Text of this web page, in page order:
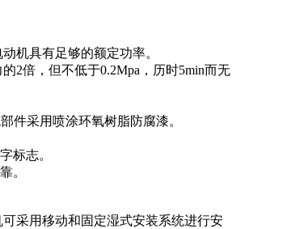
机具有足够的额定功率。
2倍，但不低于0.2Mpa，历时5min而无
件采用喷涂环氧树脂防腐漆。
标志。
。
采用移动和固定湿式安装系统进行安